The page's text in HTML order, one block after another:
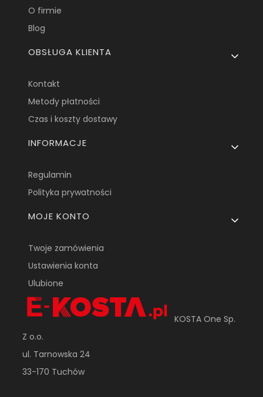
O firmie
Blog
OBSŁUGA KLIENTA
Kontakt
Metody płatności
Czas i koszty dostawy
INFORMACJE
Regulamin
Polityka prywatności
MOJE KONTO
Twoje zamówienia
Ustawienia konta
Ulubione
KOSTA One Sp.
Z o.o.
ul. Tarnowska 24
33-170 Tuchów